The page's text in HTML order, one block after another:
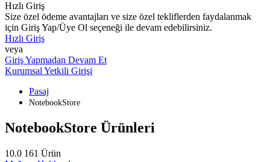
Hızlı Giriş
Size özel ödeme avantajları ve size özel tekliflerden faydalanmak
için Giriş Yap/Üye Ol seçeneği ile devam edebilirsiniz.
Hızlı Giriş
veya
Giriş Yapmadan Devam Et
Kurumsal Yetkili Girişi
Pasaj
NotebookStore
NotebookStore Ürünleri
10.0 161 Ürün